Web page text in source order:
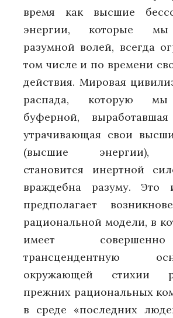
время как высшие
энергии, которые мы
разумной волей, всегда
том числе и по времени
действия. Мировая
распада, которую мы
буферной,
утрачивающая свои
(высшие энергии),
становится инертной
враждебна разуму. Это
предполагает
рациональной модели, в
имеет
трансцендентную
окружающей стихии
прежних рациональных
в среде «последних